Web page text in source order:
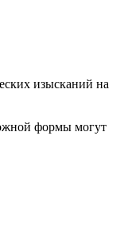
изысканий на
формы могут